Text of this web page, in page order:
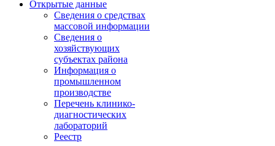
Открытые данные
Сведения о средствах
массовой информации
Сведения о
хозяйствующих
субъектах района
Информация о
промышленном
производстве
Перечень клинико-
диагностических
лабораторий
Реестр